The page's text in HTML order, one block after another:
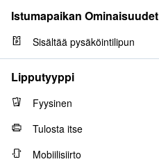
Istumapaikan Ominaisuudet
Sisältää pysäköintilipun
Lipputyyppi
Fyysinen
Tulosta itse
Mobiilisiirto